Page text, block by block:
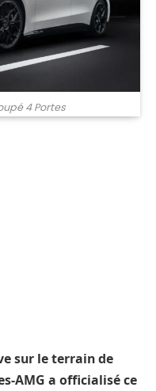
4 Portes
sur le terrain de
AMG a officialisé ce